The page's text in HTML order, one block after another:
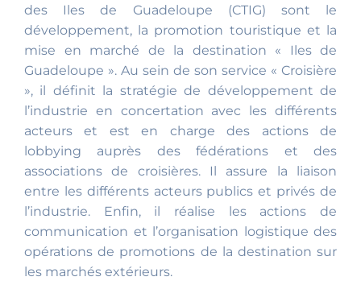
des Iles de Guadeloupe (CTIG) sont le
développement, la promotion touristique et la
mise en marché de la destination « Iles de
Guadeloupe ». Au sein de son service « Croisière
», il définit la stratégie de développement de
l’industrie en concertation avec les différents
acteurs et est en charge des actions de
lobbying auprès des fédérations et des
associations de croisières. Il assure la liaison
entre les différents acteurs publics et privés de
l’industrie. Enfin, il réalise les actions de
communication et l’organisation logistique des
opérations de promotions de la destination sur
les marchés extérieurs.